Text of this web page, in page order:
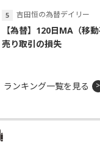
吉田恒の為替デイリー
【為替】120日MA（移
売り取引の損失
ランキング一覧を見る